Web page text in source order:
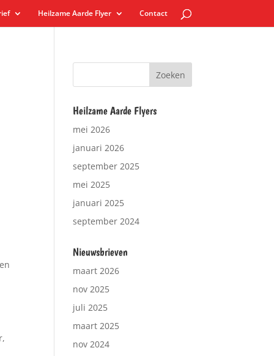
Heilzame Aarde Flyer Contact
Heilzame Aarde Flyers
mei 2026
januari 2026
september 2025
mei 2025
januari 2025
september 2024
Nieuwsbrieven
maart 2026
nov 2025
juli 2025
maart 2025
nov 2024